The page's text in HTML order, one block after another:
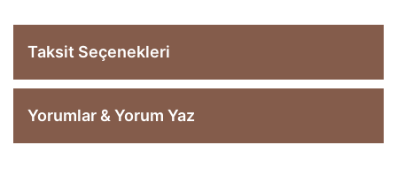
Taksit Seçenekleri
Yorumlar & Yorum Yaz